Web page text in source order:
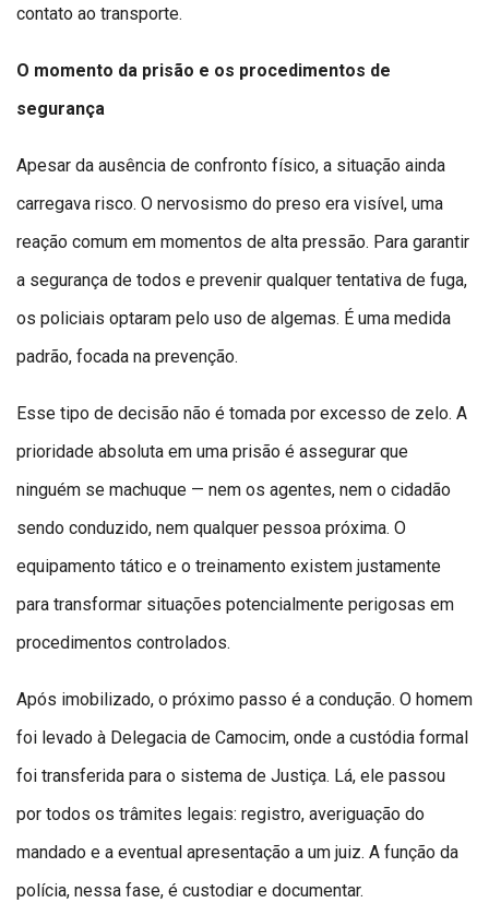
contato ao transporte.
O momento da prisão e os procedimentos de
segurança
Apesar da ausência de confronto físico, a situação ainda
carregava risco. O nervosismo do preso era visível, uma
reação comum em momentos de alta pressão. Para garantir
a segurança de todos e prevenir qualquer tentativa de fuga,
os policiais optaram pelo uso de algemas. É uma medida
padrão, focada na prevenção.
Esse tipo de decisão não é tomada por excesso de zelo. A
prioridade absoluta em uma prisão é assegurar que
ninguém se machuque — nem os agentes, nem o cidadão
sendo conduzido, nem qualquer pessoa próxima. O
equipamento tático e o treinamento existem justamente
para transformar situações potencialmente perigosas em
procedimentos controlados.
Após imobilizado, o próximo passo é a condução. O homem
foi levado à Delegacia de Camocim, onde a custódia formal
foi transferida para o sistema de Justiça. Lá, ele passou
por todos os trâmites legais: registro, averiguação do
mandado e a eventual apresentação a um juiz. A função da
polícia, nessa fase, é custodiar e documentar.